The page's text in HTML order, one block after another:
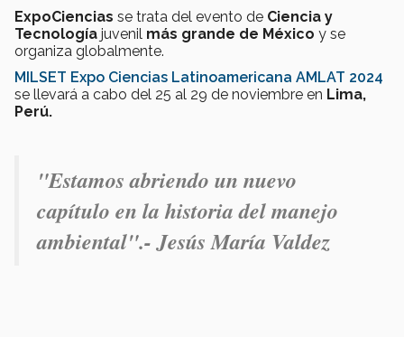
ExpoCiencias se trata del evento de Ciencia y
Tecnología juvenil más grande de México y se
organiza globalmente.
MILSET Expo Ciencias Latinoamericana AMLAT 2024
se llevará a cabo del 25 al 29 de noviembre en Lima,
Perú.
"Estamos abriendo un nuevo
capítulo en la historia del manejo
ambiental".- Jesús María Valdez